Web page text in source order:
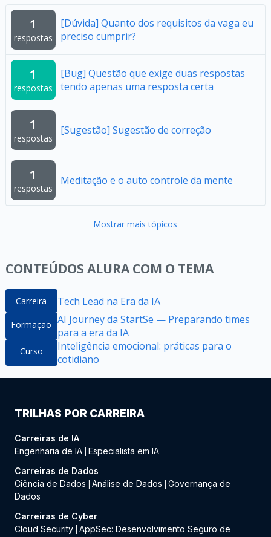
1
respostas
[Dúvida] Quanto dos requisitos da vaga eu
preciso cumprir?
1
respostas
[Bug] Questão que exige duas respostas
tendo apenas uma resposta certa
1
respostas
[Sugestão] Sugestão de correção
1
respostas
Meditação e o auto controle da mente
Mostrar mais tópicos
CONTEÚDOS ALURA COM O TEMA
Carreira Tech Lead na Era da IA
Formação AI Journey da StartSe — Preparando times
para a era da IA
Curso
Inteligência emocional: práticas para o
cotidiano
TRILHAS POR CARREIRA
Carreiras de IA
Engenharia de IA Especialista em IA
Carreiras de Dados
Ciência de Dados
Análise de Dados
Governança de
Dados
Carreiras de Cyber
Cloud Security AppSec: Desenvolvimento Seguro de